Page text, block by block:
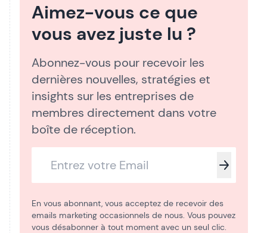
Aimez-vous ce que
vous avez juste lu ?
Abonnez-vous pour recevoir les
dernières nouvelles, stratégies et
insights sur les entreprises de
membres directement dans votre
boîte de réception.
En vous abonnant, vous acceptez de recevoir des
emails marketing occasionnels de nous. Vous pouvez
vous désabonner à tout moment avec un seul clic.